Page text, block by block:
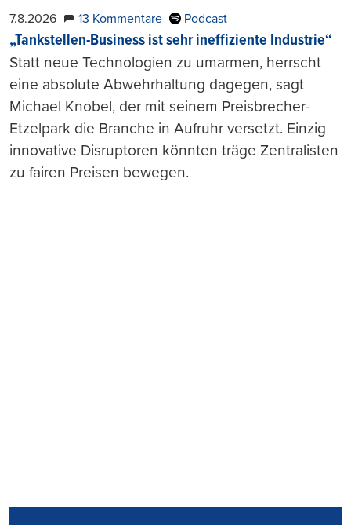
7.8.2026 13 Kommentare Podcast
„Tankstellen-Business ist sehr ineffiziente Industrie“
Statt neue Technologien zu umarmen, herrscht
eine absolute Abwehrhaltung dagegen, sagt
Michael Knobel, der mit seinem Preisbrecher-
Etzelpark die Branche in Aufruhr versetzt. Einzig
innovative Disruptoren könnten träge Zentralisten
zu fairen Preisen bewegen.